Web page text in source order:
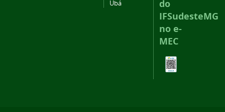
Ubá
do
IFSudesteMG
no e-
MEC